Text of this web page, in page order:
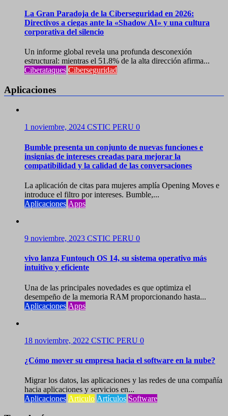
La Gran Paradoja de la Ciberseguridad en 2026:
Directivos a ciegas ante la «Shadow AI» y una cultura
corporativa del silencio
Un informe global revela una profunda desconexión
estructural: mientras el 51.8% de la alta dirección afirma...
Ciberataques Ciberseguridad
Aplicaciones
1 noviembre, 2024 CSTIC PERU 0
Bumble presenta un conjunto de nuevas funciones e
insignias de intereses creadas para mejorar la
compatibilidad y la calidad de las conversaciones
La aplicación de citas para mujeres amplía Opening Moves e
introduce el filtro por intereses. Bumble,...
Aplicaciones Apps
9 noviembre, 2023 CSTIC PERU 0
vivo lanza Funtouch OS 14, su sistema operativo más
intuitivo y eficiente
Una de las principales novedades es que optimiza el
desempeño de la memoria RAM proporcionando hasta...
Aplicaciones Apps
18 noviembre, 2022 CSTIC PERU 0
¿Cómo mover su empresa hacia el software en la nube?
Migrar los datos, las aplicaciones y las redes de una compañía
hacia aplicaciones y servicios en...
Aplicaciones Articulo Artículos Software